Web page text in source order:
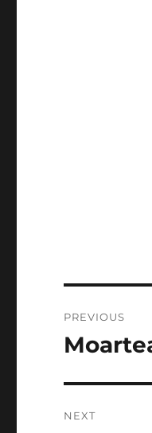
PREVIOUS
Previous
NEXT